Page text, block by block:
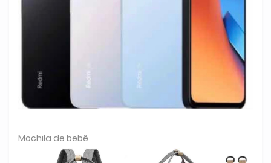
Mochila de bebê